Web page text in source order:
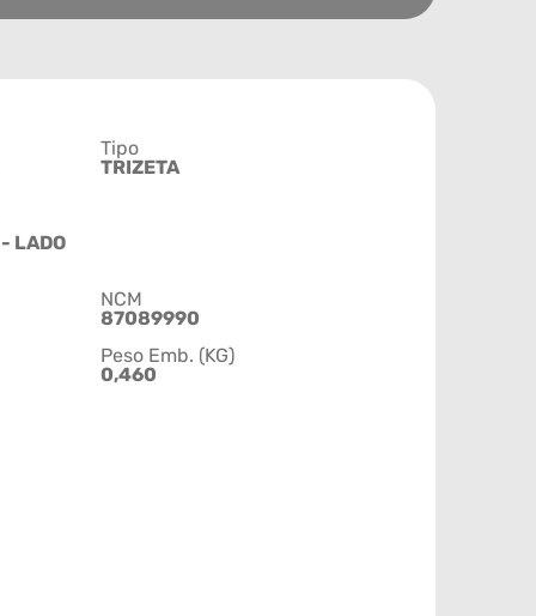
Tipo
TRIZETA
LADO
NCM
87089990
Peso Emb. (KG)
0,460